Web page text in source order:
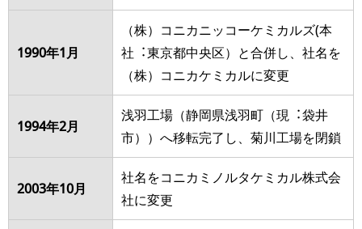
1990年1月
（株）コニカニッコーケミカルズ(本
社︓東京都中央区）と合併し、社名を
（株）コニカケミカルに変更
1994年2月
浅⽻⼯場（静岡県浅⽻町（現︓袋井
市））へ移転完了し、菊川⼯場を閉鎖
2003年10月
社名をコニカミノルタケミカル株式会
社に変更